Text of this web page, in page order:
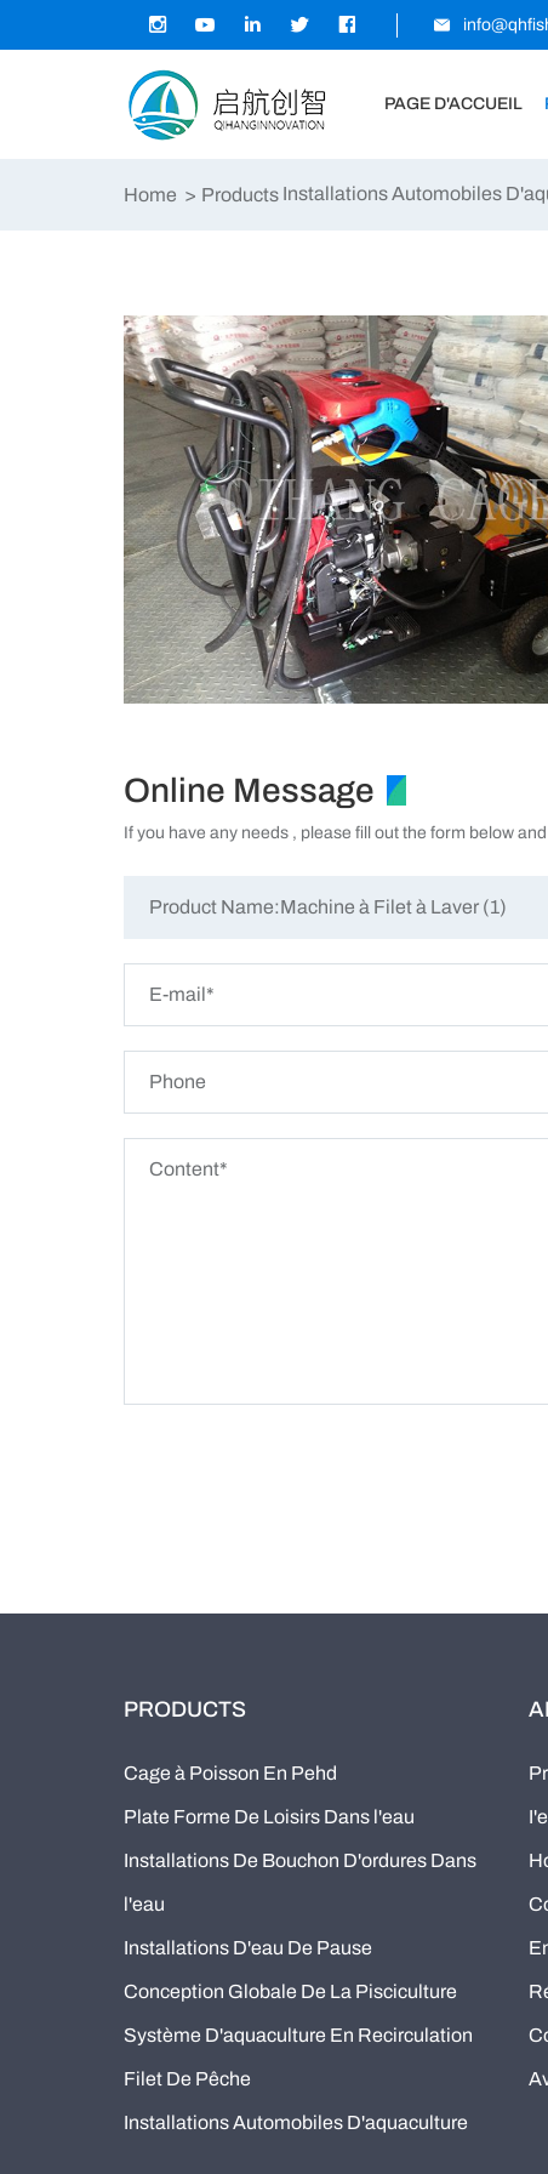
PAGE D'ACCUEIL
Home Products Installations Automobiles
Online Message
If you have any needs , please fill out the form below
PRODUCTS
Cage à Poisson En Pehd
Plate Forme De Loisirs Dans l'eau
Installations De Bouchon D'ordures Dans
l'eau
Installations D'eau De Pause
Conception Globale De La Pisciculture
Système D'aquaculture En Recirculation
Filet De Pêche
Installations Automobiles D'aquaculture